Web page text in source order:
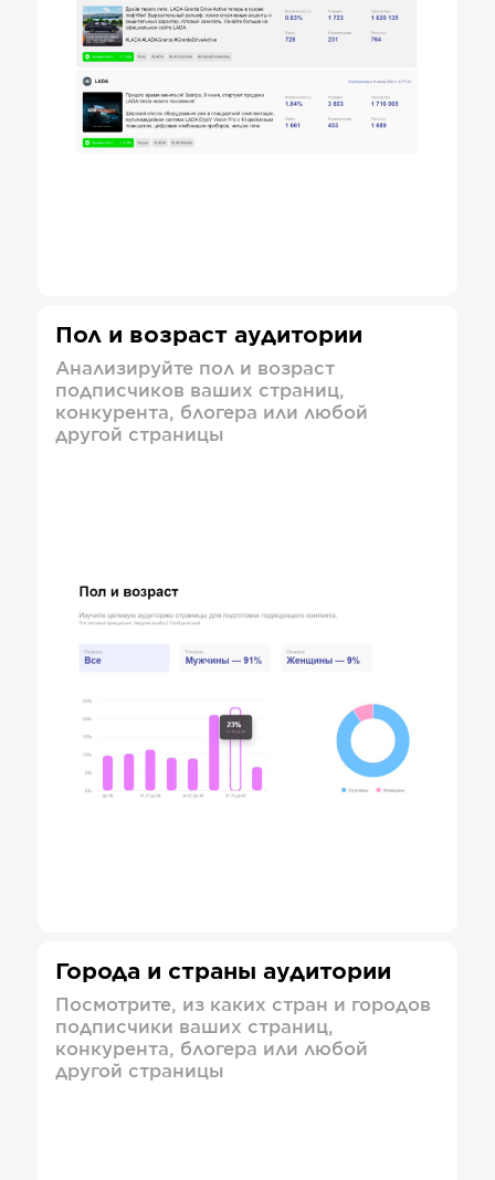
Пол и возраст аудитории
Анализируйте пол и возраст
подписчиков ваших страниц,
конкурента, блогера или любой
другой страницы
Города и страны аудитории
Посмотрите, из каких стран и городов
подписчики ваших страниц,
конкурента, блогера или любой
другой страницы